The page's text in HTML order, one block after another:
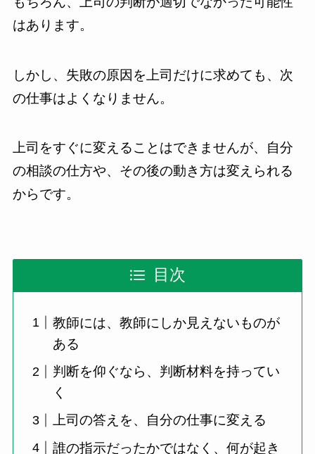
はあります。
しかし、失敗の原因を上司だけに求めても、次
の仕事はよくなりません。
上司をすぐに変えることはできませんが、自分
の相談の仕方や、その後の動き方は変えられる
からです。
目次
教師には、教師にしか見えないものが
ある
判断を仰ぐなら、判断材料を持ってい
く
上司の答えを、自分の仕事に変える
誰の指示だったかではなく、何が起き